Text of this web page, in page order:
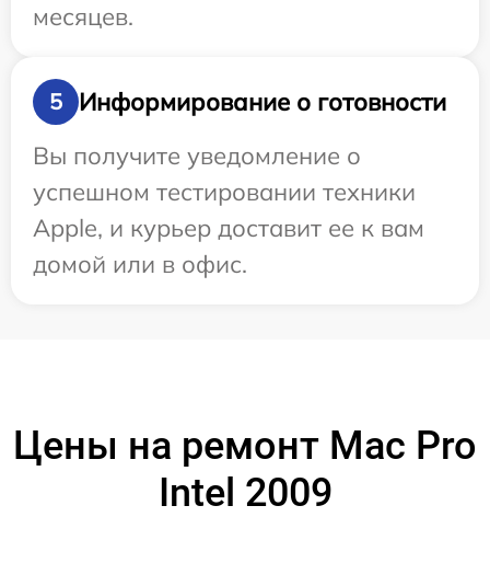
месяцев.
5
Информирование о готовности
Вы получите уведомление о
успешном тестировании техники
Apple, и курьер доставит ее к вам
домой или в офис.
Цены на ремонт Mac Pro
Intel 2009